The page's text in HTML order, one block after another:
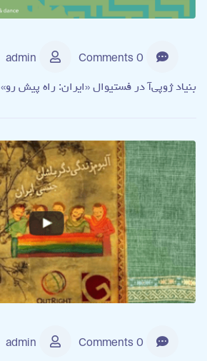
بنیاد ژوپی‌آ در فستیوال «ایران: راه پیش‌ رو»